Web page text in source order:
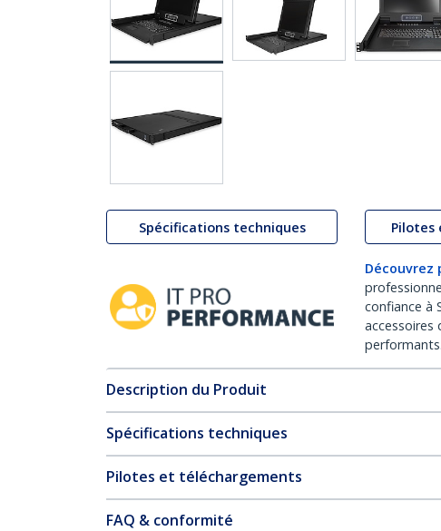
Spécifications techniques Pilotes
Découvrez
confiance à
accessoires
performants.
Description du Produit
Spécifications techniques
Pilotes et téléchargements
FAQ & conformité